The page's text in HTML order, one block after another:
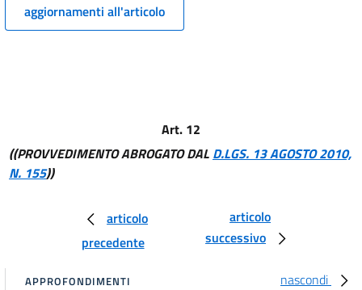
Allegati
Allegato III
Allegato IV
Allegato V
Allegato V
aggiornamenti all'articolo
Art. 12
((PROVVEDIMENTO ABROGATO DAL D.LGS. 13 AGOSTO 2010,
N. 155))
articolo
precedente
articolo
successivo
nascondi
APPROFONDIMENTI